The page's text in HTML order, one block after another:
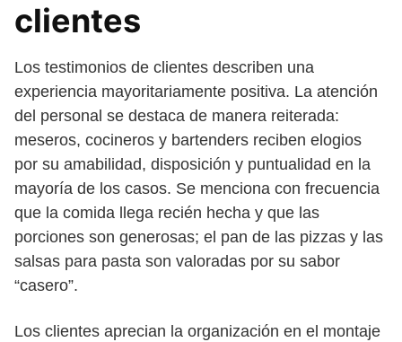
clientes
Los testimonios de clientes describen una
experiencia mayoritariamente positiva. La atención
del personal se destaca de manera reiterada:
meseros, cocineros y bartenders reciben elogios
por su amabilidad, disposición y puntualidad en la
mayoría de los casos. Se menciona con frecuencia
que la comida llega recién hecha y que las
porciones son generosas; el pan de las pizzas y las
salsas para pasta son valoradas por su sabor
“casero”.
Los clientes aprecian la organización en el montaje